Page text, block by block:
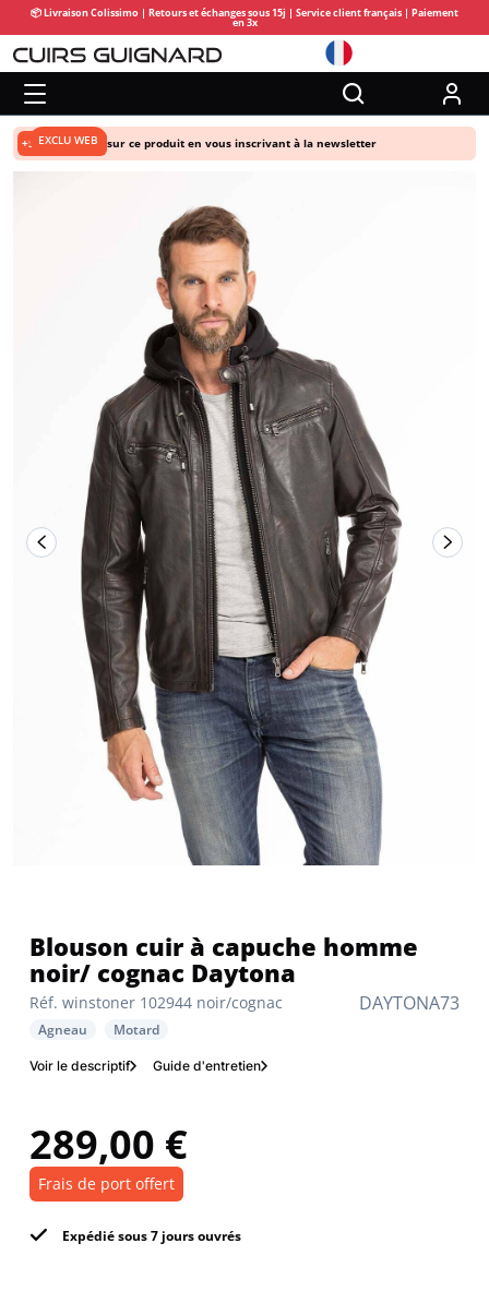
📦 Livraison Colissimo | Retours et échanges sous 15j | Service client français | Paiement
en 3x
DAYTONA73
Réf. winstoner 102944 noir/cognac
Blouson cuir à capuche homme
noir/ cognac Daytona
Agneau Motard
Voir le descriptif Guide d'entretien
289,00 €
Frais de port offert
Expédié sous 7 jours ouvrés
+5% de remise sur ce produit en vous inscrivant à la newsletter
EXCLU WEB